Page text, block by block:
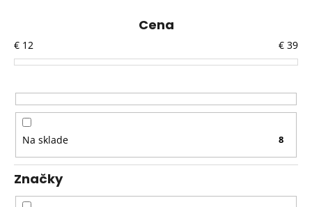
i
e
r
o
d
u
k
t
Cena
€ 12 € 39
Na sklade 8
Značky